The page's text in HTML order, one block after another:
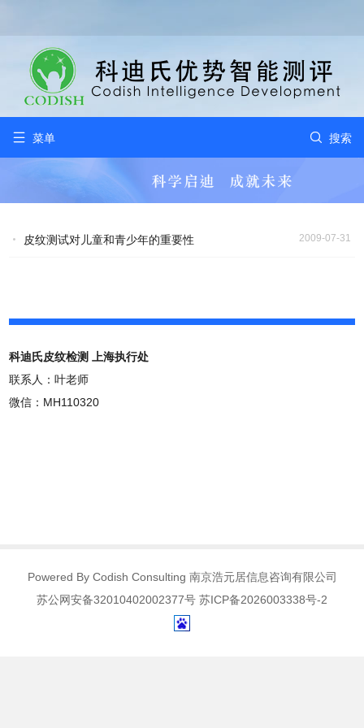
 菜单  搜索
皮纹测试对儿童和青少年的重要性 2009-07-31
科迪氏皮纹检测 上海执行处
联系人：叶老师
微信：MH110320
Powered By Codish Consulting 南京浩元居信息咨询有限公司
苏公网安备32010402002377号 苏ICP备2026003338号-2